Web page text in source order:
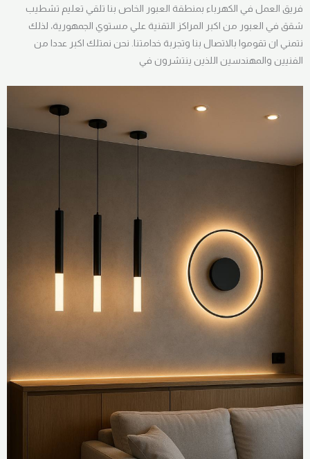
فريق العمل في الكهرباء بمنطقة العبور الخاص بنا تلقي تعليم تشطيب
شقق في العبور من اكبر المراكز التقنية علي مستوي الجمهورية، لذلك
نتمني ان تقوموا بالاتصال بنا وتجربة خدامتنا. نحن نمتلك اكبر عددا من
الفنيين والمهندسين اللذين ينتشرون في